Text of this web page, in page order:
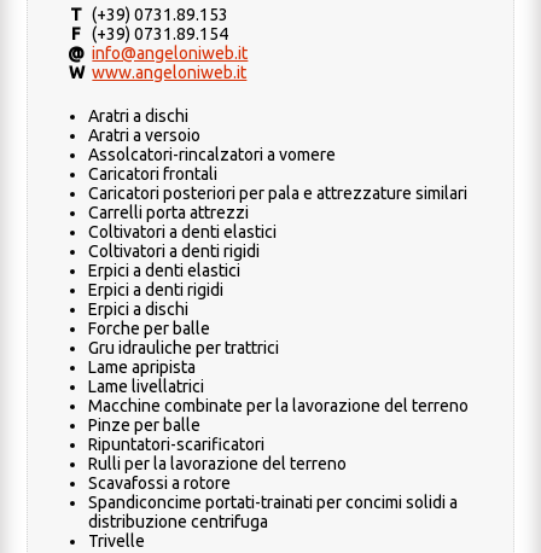
T (+39) 0731.89.153
F (+39) 0731.89.154
@ info@angeloniweb.it
W www.angeloniweb.it
Aratri a dischi
Aratri a versoio
Assolcatori-rincalzatori a vomere
Caricatori frontali
Caricatori posteriori per pala e attrezzature similari
Carrelli porta attrezzi
Coltivatori a denti elastici
Coltivatori a denti rigidi
Erpici a denti elastici
Erpici a denti rigidi
Erpici a dischi
Forche per balle
Gru idrauliche per trattrici
Lame apripista
Lame livellatrici
Macchine combinate per la lavorazione del terreno
Pinze per balle
Ripuntatori-scarificatori
Rulli per la lavorazione del terreno
Scavafossi a rotore
Spandiconcime portati-trainati per concimi solidi a
distribuzione centrifuga
Trivelle